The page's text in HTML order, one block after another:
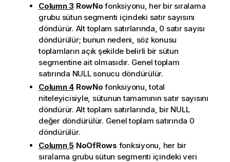
Column 3 RowNo fonksiyonu, her bir sıralama
grubu sütun segmenti içindeki satır sayısını
döndürür. Alt toplam satırlarında, 0 satır sayısı
döndürülür; bunun nedeni, söz konusu
toplamların açık şekilde belirli bir sütun
segmentine ait olmasıdır. Genel toplam
satırında NULL sonucu döndürülür.
Column 4 RowNo fonksiyonu, total
niteleyicisiyle, sütunun tamamının satır sayısını
döndürür. Alt toplam satırlarında, bir NULL
değer döndürülür. Genel toplam satırında 0
döndürülür.
Column 5 NoOfRows fonksiyonu, her bir
sıralama grubu sütun segmenti içindeki veri